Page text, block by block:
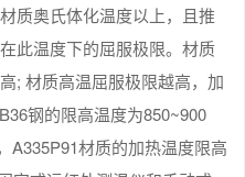
质奥氏体化温度以上，且推
此温度下的屈服极限。材质
; 材质高温屈服极限越高，加
钢的限高温度为850~900
材质的加热温度限高